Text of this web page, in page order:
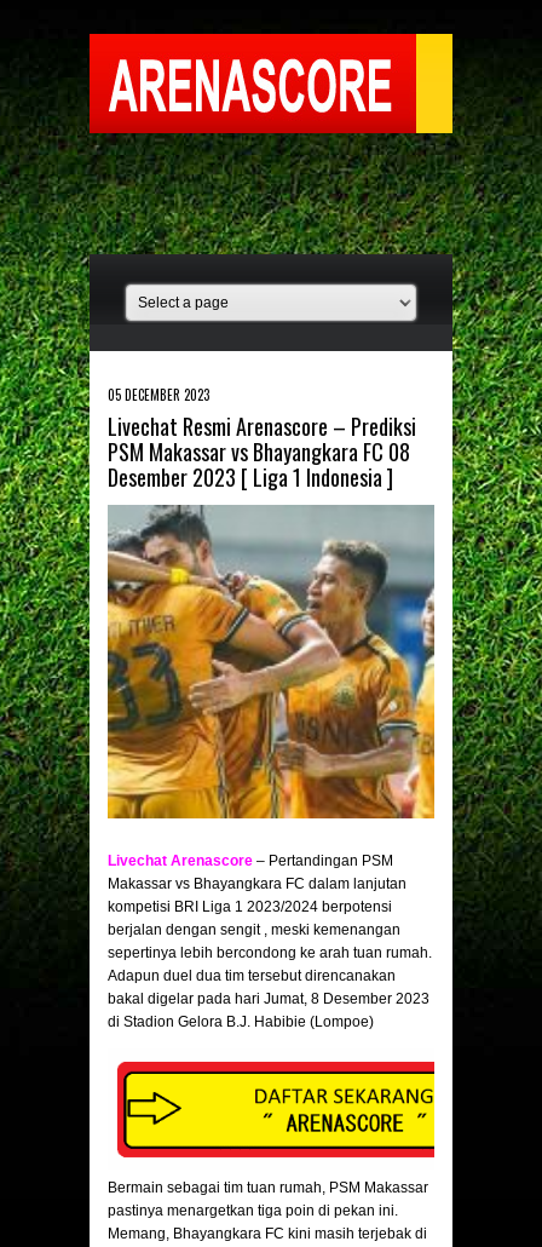
05 DECEMBER 2023
Livechat Resmi Arenascore – Prediksi
PSM Makassar vs Bhayangkara FC 08
Desember 2023 [ Liga 1 Indonesia ]
Livechat Arenascore – Pertandingan PSM
Makassar vs Bhayangkara FC dalam lanjutan
kompetisi BRI Liga 1 2023/2024 berpotensi
berjalan dengan sengit , meski kemenangan
sepertinya lebih bercondong ke arah tuan rumah.
Adapun duel dua tim tersebut direncanakan
bakal digelar pada hari Jumat, 8 Desember 2023
di Stadion Gelora B.J. Habibie (Lompoe)
Bermain sebagai tim tuan rumah, PSM Makassar
pastinya menargetkan tiga poin di pekan ini.
Memang, Bhayangkara FC kini masih terjebak di